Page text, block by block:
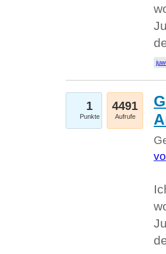
1
Punkte
4491
Aufrufe